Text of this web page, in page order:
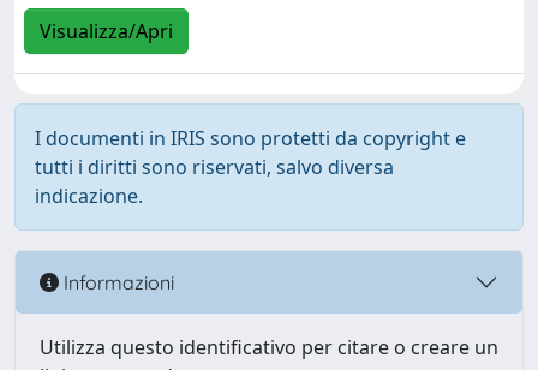
Visualizza/Apri
I documenti in IRIS sono protetti da copyright e
tutti i diritti sono riservati, salvo diversa
indicazione.
Informazioni
Utilizza questo identificativo per citare o creare un